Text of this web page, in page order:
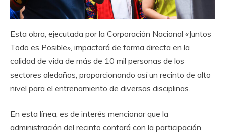
Esta obra, ejecutada por la Corporación Nacional «Juntos
Todo es Posible», impactará de forma directa en la
calidad de vida de más de 10 mil personas de los
sectores aledaños, proporcionando así un recinto de alto
nivel para el entrenamiento de diversas disciplinas.
En esta línea, es de interés mencionar que la
administración del recinto contará con la participación